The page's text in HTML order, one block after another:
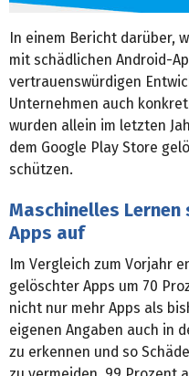
In einem Bericht darüber,
mit schädlichen Android-
vertrauenswürdigen
Unternehmen auch
wurden allein im letzten
dem Google Play Store
schützen.
Maschinelles
Apps auf
Im Vergleich zum Vorjahr
gelöschter Apps um 70
nicht nur mehr Apps als
eigenen Angaben auch in
zu erkennen und so